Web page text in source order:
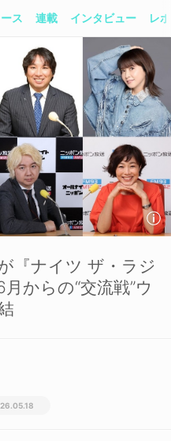
ス 連載 インタビュー レ
『ナイツ ザ・ラジ
からの“交流戦”ウ